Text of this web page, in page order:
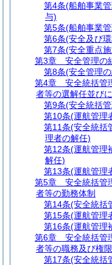
第4条(船舶事業
与)
第5条(船舶事業
第6条(安全及び
第7条(安全重点
第3章
安全管理の
第8条(安全管理
第4章
安全統括管
者等の選解任並び
第9条(安全統括
第10条(運航管理
第11条(安全統括
理者の解任)
第12条(運航管理
解任)
第13条(運航管理
第5章
安全統括管
者等の勤務体制
第14条(安全統括
第15条(運航管理
第16条(運航管理
第6章
安全統括管
者等の職務及び権限
第17条(安全統括